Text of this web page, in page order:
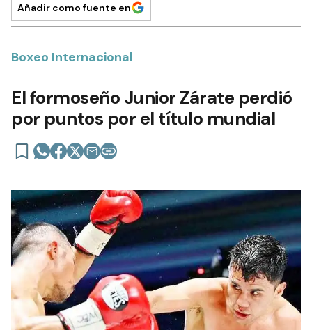
Añadir como fuente en
Boxeo Internacional
El formoseño Junior Zárate perdió
por puntos por el título mundial